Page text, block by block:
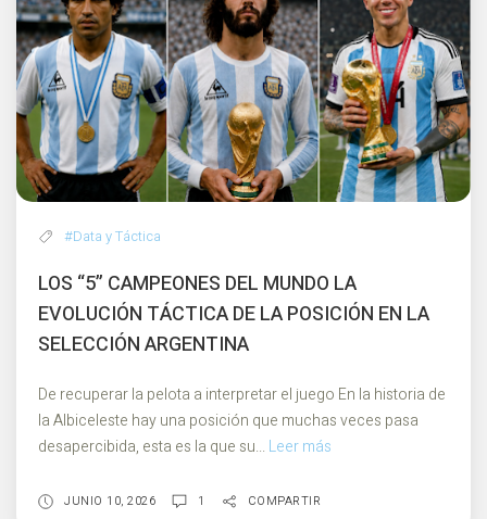
se
mide
en
números
#Data y Táctica
LOS “5” CAMPEONES DEL MUNDO LA
EVOLUCIÓN TÁCTICA DE LA POSICIÓN EN LA
SELECCIÓN ARGENTINA
De recuperar la pelota a interpretar el juego En la historia de
la Albiceleste hay una posición que muchas veces pasa
desapercibida, esta es la que su... Leer más
JUNIO 10, 2026 1 COMPARTIR